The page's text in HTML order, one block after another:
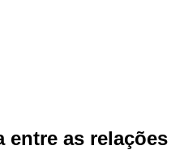
entre as relações